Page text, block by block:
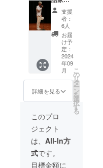
しみ！
(おまか
せとな
ります)
※画像は
昨年時
のもの
です。
扇子の
色・サ
イズ若
ますの
承くだ
さい。
基本淡
色の無
地にサ
桂歌春
師匠ま
たは桂
文太師
匠か
ら、支
援者さ
まのお
名前を
呼びか
けての
お礼の
メッ
セージ
を限定
URLに
てお届
けしま
す。ま
支援
者：
6人
お届
け予
定：
2024
年09
月
詳細を見る
こ
の
リ
タ
ー
ン
を
選
択
す
る
このプロ
ジェクト
は、 All-In方
式です。
目標金額に